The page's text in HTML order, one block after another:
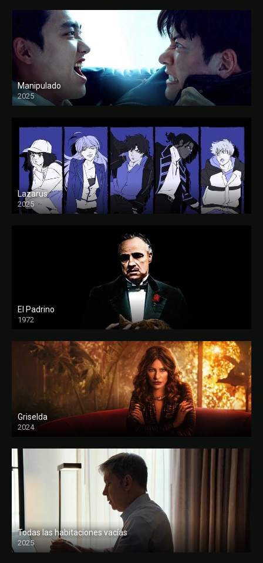
Manipulado
2025
Lazarus
2025
El Padrino
1972
FULL HD
Griselda
2024
Todas las habitaciones vacías
2025
FULL HD